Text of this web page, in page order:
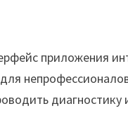
приложения